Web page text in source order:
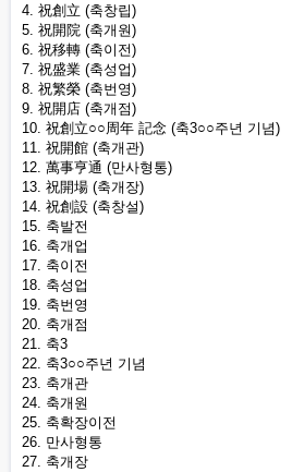
4. 祝創立 (축창립)
5. 祝開院 (축개원)
6. 祝移轉 (축이전)
7. 祝盛業 (축성업)
8. 祝繁榮 (축번영)
9. 祝開店 (축개점)
10. 祝創立○○周年 記念 (축3○○주년 기념)
11. 祝開館 (축개관)
12. 萬事亨通 (만사형통)
13. 祝開場 (축개장)
14. 祝創設 (축창설)
15. 축발전
16. 축개업
17. 축이전
18. 축성업
19. 축번영
20. 축개점
21. 축3
22. 축3○○주년 기념
23. 축개관
24. 축개원
25. 축확장이전
26. 만사형통
27. 축개장